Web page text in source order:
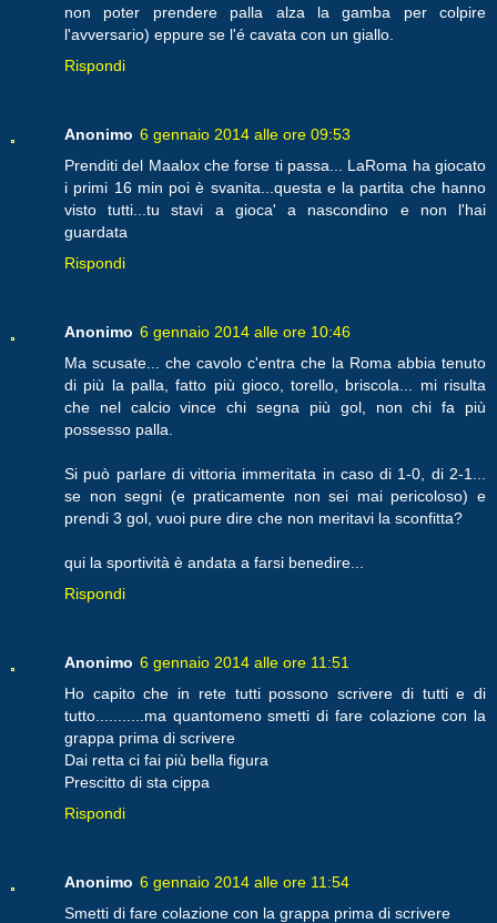
non poter prendere palla alza la gamba per colpire
l'avversario) eppure se l'é cavata con un giallo.
Rispondi
Anonimo 6 gennaio 2014 alle ore 09:53
Prenditi del Maalox che forse ti passa... LaRoma ha giocato
i primi 16 min poi è svanita...questa e la partita che hanno
visto tutti...tu stavi a gioca' a nascondino e non l'hai
guardata
Rispondi
Anonimo 6 gennaio 2014 alle ore 10:46
Ma scusate... che cavolo c'entra che la Roma abbia tenuto
di più la palla, fatto più gioco, torello, briscola... mi risulta
che nel calcio vince chi segna più gol, non chi fa più
possesso palla.
Si può parlare di vittoria immeritata in caso di 1-0, di 2-1...
se non segni (e praticamente non sei mai pericoloso) e
prendi 3 gol, vuoi pure dire che non meritavi la sconfitta?
qui la sportività è andata a farsi benedire...
Rispondi
Anonimo 6 gennaio 2014 alle ore 11:51
Ho capito che in rete tutti possono scrivere di tutti e di
tutto...........ma quantomeno smetti di fare colazione con la
grappa prima di scrivere
Dai retta ci fai più bella figura
Prescitto di sta cippa
Rispondi
Anonimo 6 gennaio 2014 alle ore 11:54
Smetti di fare colazione con la grappa prima di scrivere